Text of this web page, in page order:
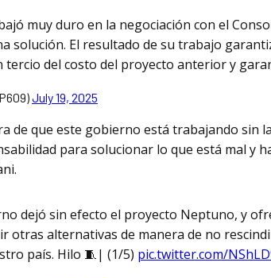
muy duro en la negociación con el
solución. El resultado de su trabajo
tercio del costo del proyecto anterior y
July 19, 2025
de que este gobierno está trabajando sin
para solucionar lo que está mal y
dejó sin efecto el proyecto Neptuno, y
otras alternativas de manera de no
país. Hilo 🧵| (1/5) pic.twitter.com/